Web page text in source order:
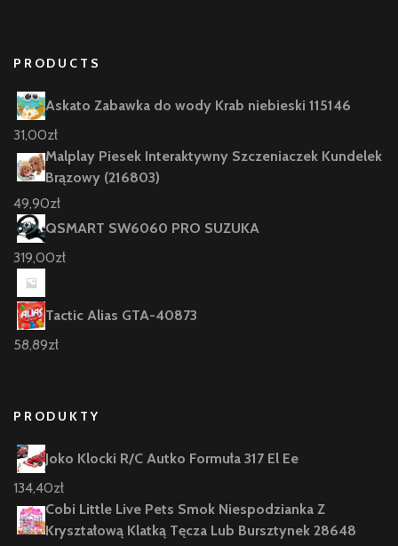
PRODUCTS
Askato Zabawka do wody Krab niebieski 115146
31,00zł
Malplay Piesek Interaktywny Szczeniaczek Kundelek
Brązowy (216803)
49,90zł
QSMART SW6060 PRO SUZUKA
319,00zł
Tactic Alias GTA-40873
58,89zł
PRODUKTY
Joko Klocki R/C Autko Formuła 317 El Ee
134,40zł
Cobi Little Live Pets Smok Niespodzianka Z
Kryształową Klatką Tęcza Lub Bursztynek 28648